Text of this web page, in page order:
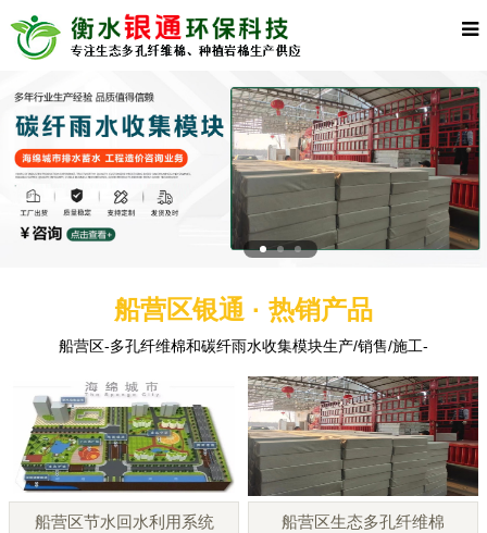
船营区银通 · 热销产品
船营区-多孔纤维棉和碳纤雨水收集模块生产/销售/施工-
船营区节水回水利用系统 船营区生态多孔纤维棉